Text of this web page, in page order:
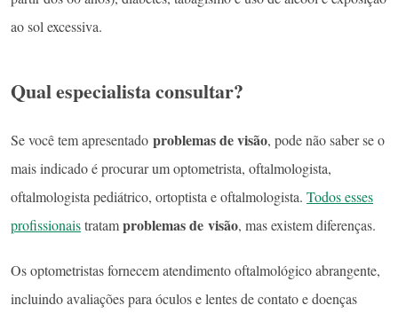
ao sol excessiva.
Qual especialista consultar?
Se você tem apresentado problemas de visão, pode não saber se o
mais indicado é procurar um optometrista, oftalmologista,
oftalmologista pediátrico, ortoptista e oftalmologista. Todos esses
profissionaistratamproblemas de visão, mas existem diferenças.
Os optometristas fornecem atendimento oftalmológico abrangente,
incluindo avaliações para óculos e lentes de contato e doenças